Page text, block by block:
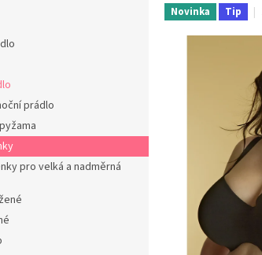
prádlo
pro velká a nadměrná
Novinka Tip